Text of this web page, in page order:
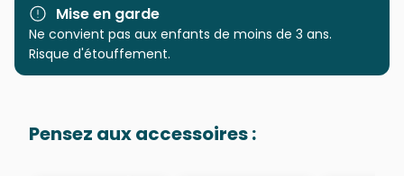
Catégorie
Puzzles - Princes et
Mise en garde
Ne convient pas aux enfants de moins de 3 ans.
Risque d'étouffement.
Pensez aux accessoires :